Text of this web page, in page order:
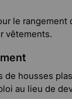
le
vêtements.
de housses
au lieu de